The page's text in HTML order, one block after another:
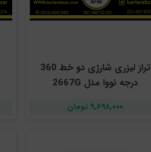
تراز لیزری شارژی دو خط 360
درجه نووا مدل 2667G
۹,۶۹۸,۰۰۰ تومان